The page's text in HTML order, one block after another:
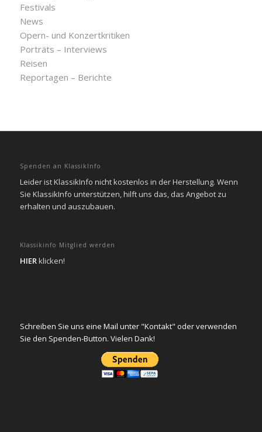
Festivals
News
Opern- und Konzertkritiken
Porträts – Interviews
Reisen
Reportagen – Berichte
Spenden an KlassikInfo
Leider ist KlassikInfo nicht kostenlos in der Herstellung. Wenn
Sie KlassikInfo unterstützen, hilft uns das, das Angebot zu
erhalten und auszubauen.
Klassikinfo Mitglied werden
HIERklicken!
Schreiben Sie uns eine Mail unter "Kontakt" oder verwenden
Sie den Spenden-Button. Vielen Dank!